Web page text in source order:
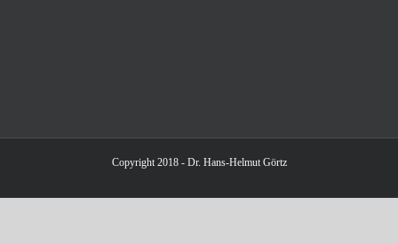
Copyright 2018 - Dr. Hans-Helmut Görtz